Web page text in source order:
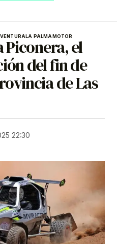
LA PALMAMOTOR
Piconera, el
del fin de
de Las
22:30